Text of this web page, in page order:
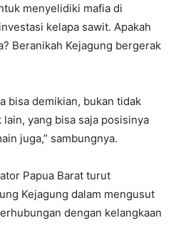
menyelidiki mafia di
kelapa sawit. Apakah
Beranikah Kejagung bergerak
bisa demikian, bukan tidak
yang bisa saja posisinya
juga,” sambungnya.
Papua Barat turut
Kejagung dalam mengusut
dengan kelangkaan